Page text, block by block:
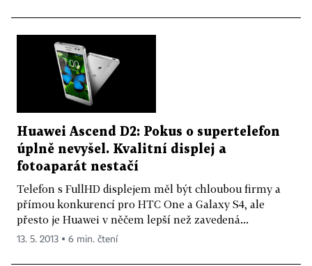
Huawei Ascend D2: Pokus o supertelefon
úplně nevyšel. Kvalitní displej a
fotoaparát nestačí
Telefon s FullHD displejem měl být chloubou firmy a
přímou konkurencí pro HTC One a Galaxy S4, ale
přesto je Huawei v něčem lepší než zavedená...
13. 5. 2013 ▪ 6 min. čtení